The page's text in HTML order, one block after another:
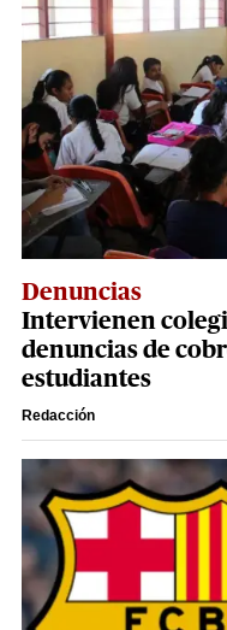
Denuncias
Intervienen
denuncias de
estudiantes
Redacción